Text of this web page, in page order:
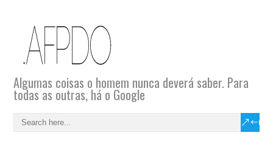
Algumas coisas o homem nunca deverá saber. Para
todas as outras, há o Google